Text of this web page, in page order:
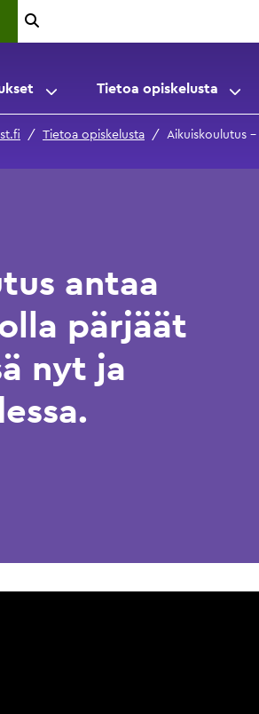
Tietoa opiskelusta
Tietoa opiskelusta Aikuiskoulutus
antaa
pärjäät
nyt ja